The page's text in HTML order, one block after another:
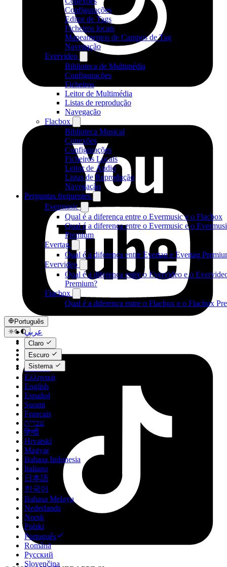
Configurações
Editor de Tags
Ficheiros locais
Mapeamentos de Campos de Tag
Navegação
Evervideo
Biblioteca de Multimédia
Configurações
Ficheiros
Leitor de Multimédia
Listas de reprodução
Navegação
Flacbox
Biblioteca Musical
Conexões
Configurações
Ficheiros Locais
Leitor de Áudio
Listas de Reprodução
Navegação
Perguntas frequentes
Evermusic
Qual é a diferença entre o Evermusic e o Flacbox
Qual é a diferença entre o Evermusic e o
Premium
Evertag
Qual é a diferença entre Evertag e Evertag
Evervideo
Qual é a diferença entre o Evervideo e o
Premium?
Flacbox
Qual é a diferença entre o Flacbox e o Flacbox
Português
عربي
Català
Čeština
Dansk
Deutsch
Ελληνικά
English
Español
Suomi
Français
עברית
हिन्दी
Hrvatski
Magyar
Bahasa Indonesia
Italiano
日本語
한국어
Bahasa Melayu
Nederlands
Norsk
Polski
Português
Română
Русский
Slovenčina
Claro
Escuro
Sistema